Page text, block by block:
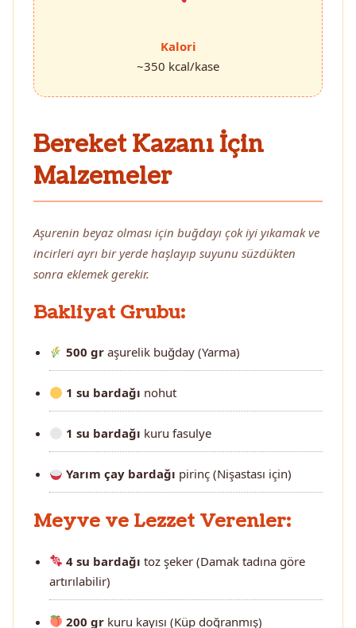
Kalori
~350 kcal/kase
Bereket Kazanı İçin
Malzemeler
Aşurenin beyaz olması için buğdayı çok iyi yıkamak ve
incirleri ayrı bir yerde haşlayıp suyunu süzdükten
sonra eklemek gerekir.
Bakliyat Grubu:
500 gr aşurelik buğday (Yarma)
1 su bardağı nohut
1 su bardağı kuru fasulye
Yarım çay bardağı pirinç (Nişastası için)
Meyve ve Lezzet Verenler:
4 su bardağı toz şeker (Damak tadına göre
artırılabilir)
200 gr kuru kayısı (Küp doğranmış)